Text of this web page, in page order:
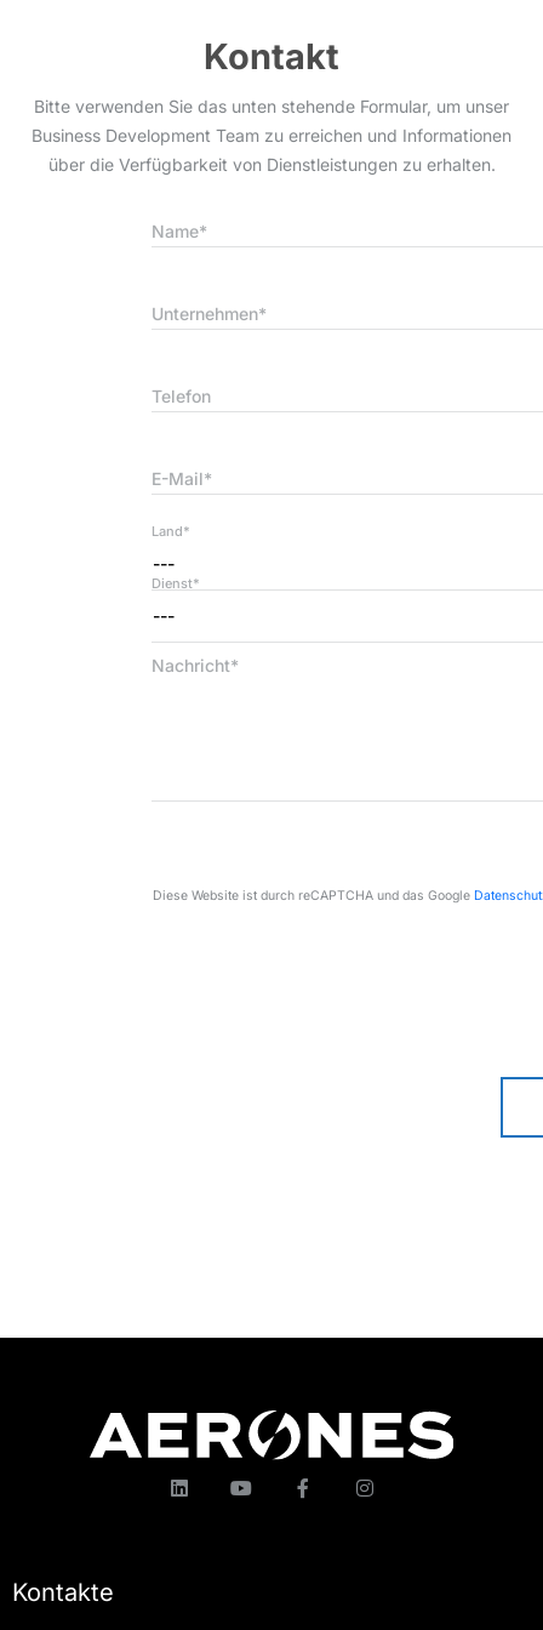
Kontakt
Bitte verwenden Sie das unten stehende Formular, um unser
Business Development Team zu erreichen und Informationen
über die Verfügbarkeit von Dienstleistungen zu erhalten.
Name*
Unternehmen*
Telefon
E-Mail*
---
Land*
---
Dienst*
Nachricht*
Diese Website ist durch reCAPTCHA und das Google
Kontakte